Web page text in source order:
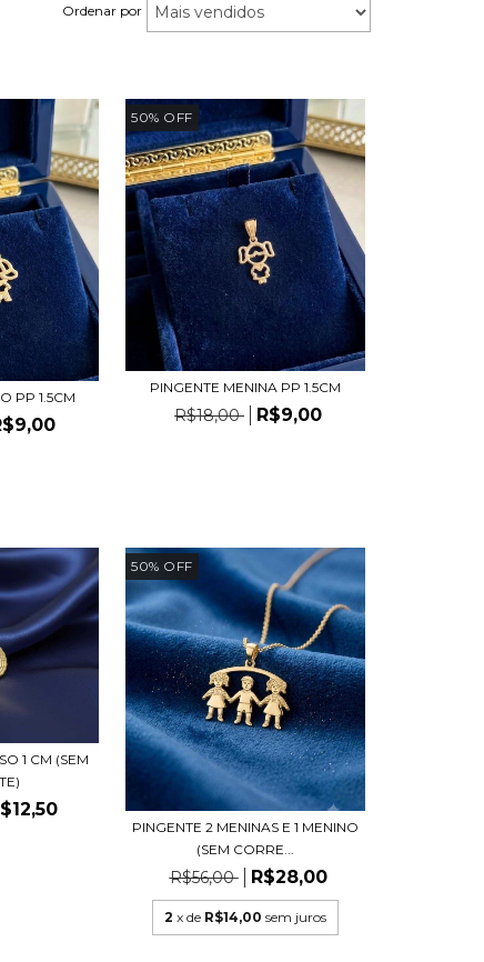
Ordenar por
PP 1.5CM
50% OFF
PINGENTE MENINA PP 1.5CM
R$18,00 R$9,00
1 CM (SEM
50% OFF
PINGENTE 2 MENINAS E 1 MENINO
(SEM CORRE...
R$56,00 R$28,00
2 x de R$14,00 sem juros